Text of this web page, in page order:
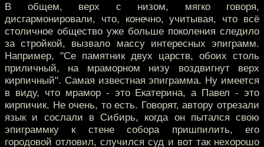
В общем, верх с низом, мягко говоря,
дисгармонировали, что, конечно, учитывая, что всё
столичное общество уже больше поколения следило
за стройкой, вызвало массу интересных эпиграмм.
Например, "Се памятник двух царств, обоих столь
приличный, на мраморном низу воздвигнут верх
кирпичный". Самая известная эпиграмма. Ну имеется
в виду, что мрамор - это Екатерина, а Павел - это
кирпичик. Не очень, то есть. Говорят, автору отрезали
язык и сослали в Сибирь, когда он пытался свою
эпиграммку к стене собора пришпилить, его
городовой отловил, случился суд и вот так нехорошо